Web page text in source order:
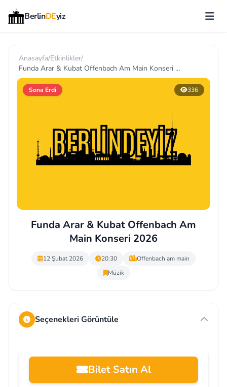
BerlinDEyiz
Anasayfa/Etkinlikler/
Funda Arar & Kubat Offenbach Am Main Konseri 2026
Sona Erdi 336
Funda Arar & Kubat Offenbach Am
Main Konseri 2026
12 Şubat 2026 20:30
Offenbach am main
Müzik
Seçenekleri Görüntüle
Bilet Satın Al